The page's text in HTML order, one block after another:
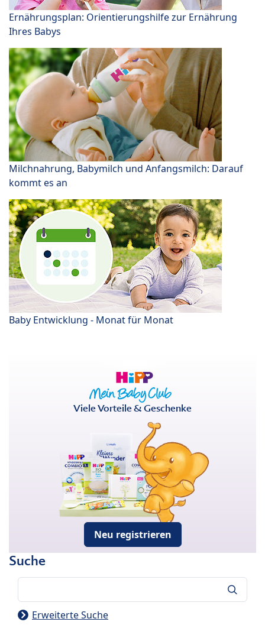
Ernährungsplan: Orientierungshilfe zur Ernährung
Ihres Babys
Milchnahrung, Babymilch und Anfangsmilch: Darauf
kommt es an
Baby Entwicklung - Monat für Monat
Viele Vorteile & Geschenke
Neu registrieren
Suche
Erweiterte Suche